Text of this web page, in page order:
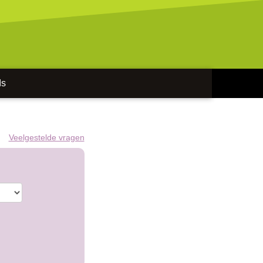
Veelgestelde vragen